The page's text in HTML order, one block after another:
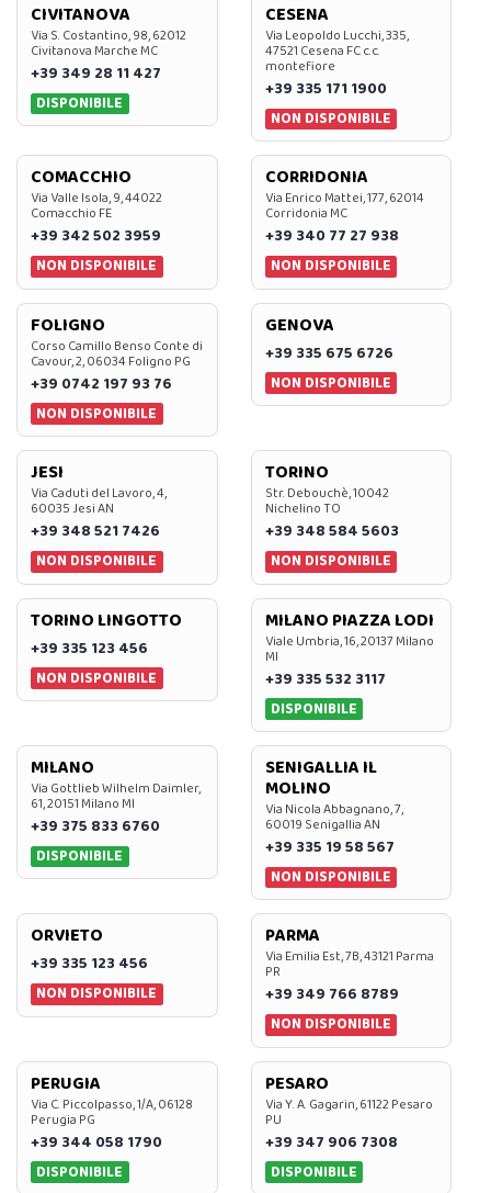
CIVITANOVA
Via S. Costantino, 98, 62012
Civitanova Marche MC
+39 349 28 11 427
DISPONIBILE
CESENA
Via Leopoldo Lucchi, 335,
47521 Cesena FC c.c.
montefiore
+39 335 171 1900
NON DISPONIBILE
COMACCHIO
Via Valle Isola, 9, 44022
Comacchio FE
+39 342 502 3959
NON DISPONIBILE
CORRIDONIA
Via Enrico Mattei, 177, 62014
Corridonia MC
+39 340 77 27 938
NON DISPONIBILE
FOLIGNO
Corso Camillo Benso Conte di
Cavour, 2, 06034 Foligno PG
+39 0742 197 93 76
NON DISPONIBILE
GENOVA
+39 335 675 6726
NON DISPONIBILE
JESI
Via Caduti del Lavoro, 4,
60035 Jesi AN
+39 348 521 7426
NON DISPONIBILE
TORINO
Str. Debouchè, 10042
Nichelino TO
+39 348 584 5603
NON DISPONIBILE
TORINO LINGOTTO
+39 335 123 456
NON DISPONIBILE
MILANO PIAZZA LODI
Viale Umbria, 16, 20137 Milano
MI
+39 335 532 3117
DISPONIBILE
MILANO
Via Gottlieb Wilhelm Daimler,
61, 20151 Milano MI
+39 375 833 6760
DISPONIBILE
SENIGALLIA IL
MOLINO
Via Nicola Abbagnano, 7,
60019 Senigallia AN
+39 335 19 58 567
NON DISPONIBILE
ORVIETO
+39 335 123 456
NON DISPONIBILE
PARMA
Via Emilia Est, 7B, 43121 Parma
PR
+39 349 766 8789
NON DISPONIBILE
PERUGIA
Via C. Piccolpasso, 1/A, 06128
Perugia PG
+39 344 058 1790
DISPONIBILE
PESARO
Via Y. A. Gagarin, 61122 Pesaro
PU
+39 347 906 7308
DISPONIBILE